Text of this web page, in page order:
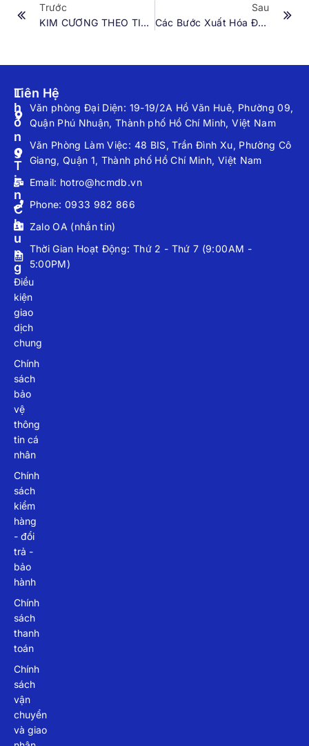
Trước
KIM CƯƠNG THEO TIÊU CHUẨN 4Cs VÀ CÁCH ĐỌC GIẤY GIA
Sau
Các Bước Xuất Hóa Đơn VAT Cho Doanh Nghiệp.
T
H
Ô
N
G
T
I
N
C
H
U
N
G
Điều
kiện
giao
dịch
chung
Chính
sách
bảo
vệ
thông
tin cá
nhân
Chính
sách
kiểm
hàng
- đổi
trả -
bảo
hành
Chính
sách
thanh
toán
Chính
sách
vận
chuyển
và giao
Liên Hệ
Văn phòng Đại Diện: 19-19/2A Hồ Văn Huê, Phường 09,
Quận Phú Nhuận, Thành phố Hồ Chí Minh, Việt Nam
Văn Phòng Làm Việc: 48 BIS, Trần Đình Xu, Phường Cô
Giang, Quận 1, Thành phố Hồ Chí Minh, Việt Nam
Email: hotro@hcmdb.vn
Phone: 0933 982 866
Zalo OA (nhắn tin)
Thời Gian Hoạt Động: Thứ 2 - Thứ 7 (9:00AM -
5:00PM)